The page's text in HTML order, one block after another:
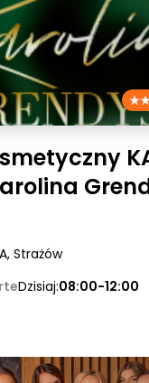
, Strażów
Dzisiaj:08:00-12:00